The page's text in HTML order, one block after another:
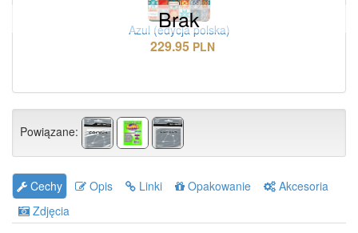
Brak
Azul (edycja polska)
229.95 PLN
Powiązane:
Cechy Opis Linki Opakowanie
Akcesoria
Zdjęcia